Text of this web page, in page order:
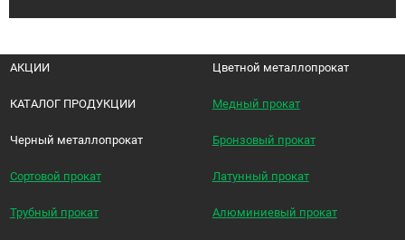
АКЦИИ
КАТАЛОГ ПРОДУКЦИИ
Черный металлопрокат
Сортовой прокат
Трубный прокат
Цветной металлопрокат
Медный прокат
Бронзовый прокат
Латунный прокат
Алюминиевый прокат